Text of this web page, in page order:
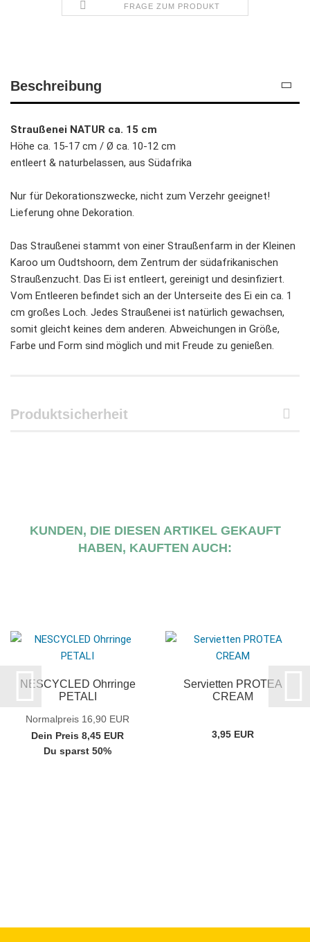
FRAGE ZUM PRODUKT
Beschreibung
Straußenei NATUR ca. 15 cm
Höhe ca. 15-17 cm / Ø ca. 10-12 cm
entleert & naturbelassen, aus Südafrika
Nur für Dekorationszwecke, nicht zum Verzehr geeignet!
Lieferung ohne Dekoration.
Das Straußenei stammt von einer Straußenfarm in der Kleinen
Karoo um Oudtshoorn, dem Zentrum der südafrikanischen
Straußenzucht. Das Ei ist entleert, gereinigt und desinfiziert.
Vom Entleeren befindet sich an der Unterseite des Ei ein ca. 1
cm großes Loch. Jedes Straußenei ist natürlich gewachsen,
somit gleicht keines dem anderen. Abweichungen in Größe,
Farbe und Form sind möglich und mit Freude zu genießen.
Produktsicherheit
KUNDEN, DIE DIESEN ARTIKEL GEKAUFT
HABEN, KAUFTEN AUCH:
NESCYCLED Ohrringe
PETALI
Normalpreis 16,90 EUR
Dein Preis 8,45 EUR
Du sparst 50%
Servietten PROTEA
CREAM
3,95 EUR